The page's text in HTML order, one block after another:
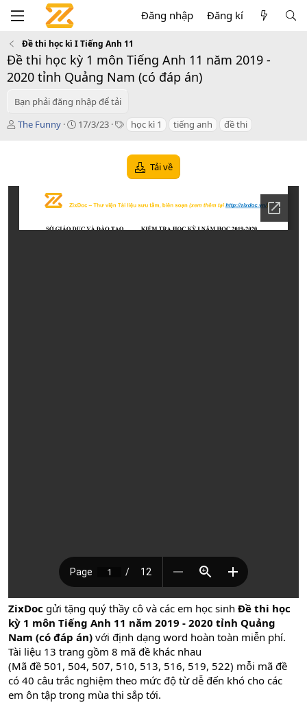
Đăng nhập Đăng kí
Đề thi học kì I Tiếng Anh 11
Đề thi học kỳ 1 môn Tiếng Anh 11 năm 2019 -
2020 tỉnh Quảng Nam (có đáp án)
Bạn phải đăng nhập để tải
T
ả
The Funny
C
n
17/3/23
T
s
học kì 1 tiếng anh đề thi
Tải về
ZixDoc gửi tặng quý thầy cô và các em học sinh Đề thi học
kỳ 1 môn Tiếng Anh 11 năm 2019 - 2020 tỉnh Quảng
Nam (có đáp án) với định dạng word hoàn toàn miễn phí.
Tài liệu 13 trang gồm 8 mã đề khác nhau
(Mã đề 501, 504, 507, 510, 513, 516, 519, 522) mỗi mã đề
có 40 câu trắc nghiệm theo mức độ từ dễ đến khó cho các
em ôn tập trong mùa thi sắp tới.